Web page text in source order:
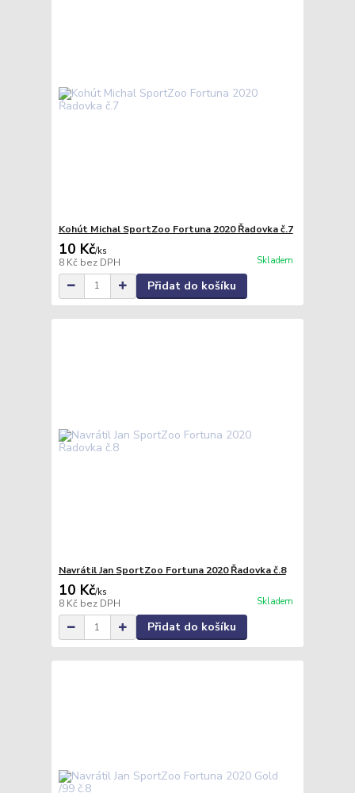
Kohút Michal SportZoo Fortuna 2020 Řadovka č.7
10 Kč/ks
8 Kč bez DPH Skladem
Přidat do košíku
Navrátil Jan SportZoo Fortuna 2020 Řadovka č.8
10 Kč/ks
8 Kč bez DPH Skladem
Přidat do košíku